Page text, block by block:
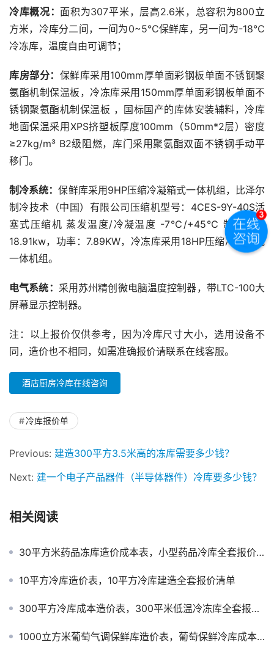
冷库概况： 面积为307平米，层高2.6米，总容积为800立
方米，冷库分二间，一间为0~5℃保鲜库，另一间为-18℃
冷冻库，温度自由可调节；
库房部分： 保鲜库采用100mm厚单面彩钢板单面不锈钢聚
氨酯机制保温板，冷冻库采用150mm厚单面彩钢板单面不
锈钢聚氨酯机制保温板 ，国标国产的库体安装辅料，冷库
地面保温采用XPS挤塑板厚度100mm（50mm*2层）密度
≥27kg/m³ B2级阻燃，库门采用聚氨酯双面不锈钢手动平
移门。
制冷系统：保鲜库采用9HP压缩冷凝箱式一体机组，比泽尔
制冷技术（中国）有限公司压缩机型号：4CES-9Y-40S活
塞式压缩机 蒸发温度/冷凝温度 -7℃/+45℃ 制冷量：
18.91kw，功率：7.89KW，冷冻库采用18HP压缩冷凝箱式
一体机组。
电气系统： 采用苏州精创微电脑温度控制器，带LTC-100大
屏幕显示控制器。
注：以上报价仅供参考，因为冷库尺寸大小，选用设备不
同，造价也不相同，如需准确报价请联系在线客服。
酒店厨房冷库在线咨询
冷库报价单
Previous: 建造300平方3.5米高的冻库需要多少钱？
Next: 建一个电子产品器件（半导体器件）冷库要多少钱？
相关阅读
30平方米药品冻库造价成本表，小型药品冷库全套报价清单参考
10平方冷库造价表，10平方冷库建造全套报价清单
300平方冷库成本造价表，300平米低温冷冻库全套报价清单参考
1000立方米葡萄气调保鲜库造价表，葡萄保鲜冷库成本预算报价清单